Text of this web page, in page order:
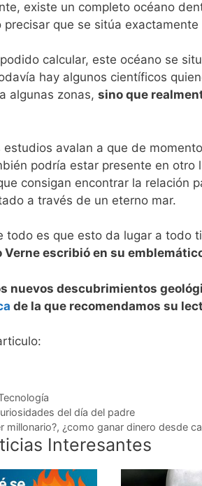
existe un completo océano
precisar que se sitúa
calcular, este océano se
hay algunos científicos
algunas zonas, sino que
estudios avalan a que de
podría estar presente en
consigan encontrar la relación
a través de un eterno mar.
todo es que esto da lugar a todo
Verne escribió en su
nuevos descubrimientos
de la que recomendamos su
del día del padre
millonario?, ¿como ganar dinero desde
Interesantes